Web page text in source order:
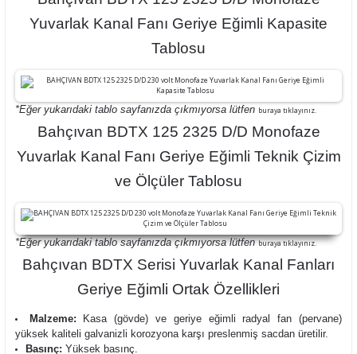
Yuvarlak Kanal Fanı Geriye Eğimli Kapasite
Tablosu
*Eğer yukarıdaki tablo sayfanızda çıkmıyorsa lütfen buraya tıklayınız.
Bahçıvan BDTX 125 2325 D/D Monofaze
Yuvarlak Kanal Fanı Geriye Eğimli Teknik Çizim
ve Ölçüler Tablosu
*Eğer yukarıdaki tablo sayfanızda çıkmıyorsa lütfenburaya tıklayınız.
Bahçıvan BDTX Serisi Yuvarlak Kanal Fanları
Geriye Eğimli Ortak Özellikleri
Malzeme: Kasa (gövde) ve geriye eğimli radyal fan (pervane)
yüksek kaliteli galvanizli korozyona karşı preslenmiş sacdan üretilir.
Basınç: Yüksek basınç.